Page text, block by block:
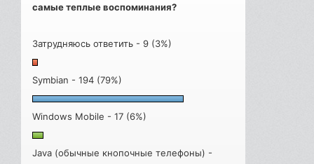
самые теплые воспоминания?
Затрудняюсь ответить - 9 (3%)
Symbian - 194 (79%)
Windows Mobile - 17 (6%)
Java (обычные кнопочные телефоны) -